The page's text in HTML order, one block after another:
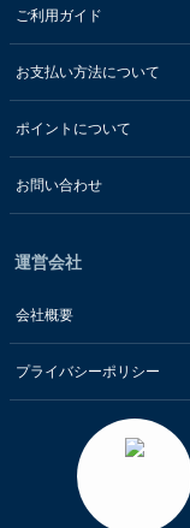
ご利用ガイド
お支払い方法について
ポイントについて
お問い合わせ
運営会社
会社概要
プライバシーポリシー